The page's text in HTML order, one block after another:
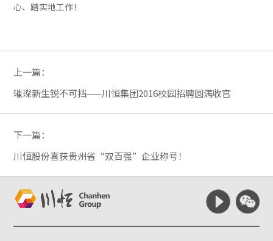
心、踏实地工作！
上一篇：
璀璨新生锐不可挡——川恒集团2016校园招聘圆满收官
下一篇：
川恒股份喜获贵州省“双百强”企业称号！